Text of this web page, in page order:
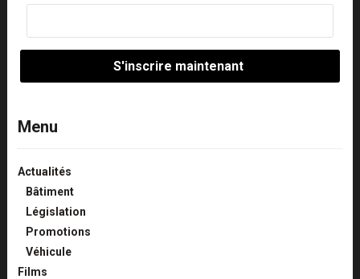
Menu
Actualités
Bâtiment
Législation
Promotions
Véhicule
Films